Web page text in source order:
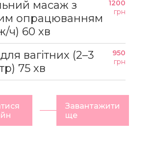
масаж з
опрацюванням
ч) 60 хв
1200
грн
вагітних (2–3
75 хв
950
грн
Завантажити
ще